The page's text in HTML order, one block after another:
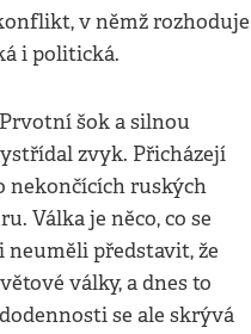
v němž rozhoduje
i politická.
šok a silnou
zvyk. Přicházejí
nekončících ruských
Válka je něco, co se
neuměli představit, že
války, a dnes to
se ale skrývá